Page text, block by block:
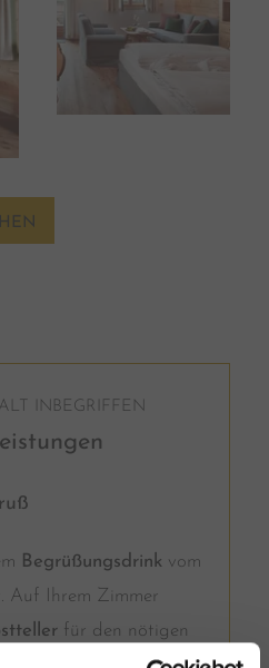
INBEGRIFFEN
Begrüßungsdrink vom
Auf Ihrem Zimmer
für den nötigen